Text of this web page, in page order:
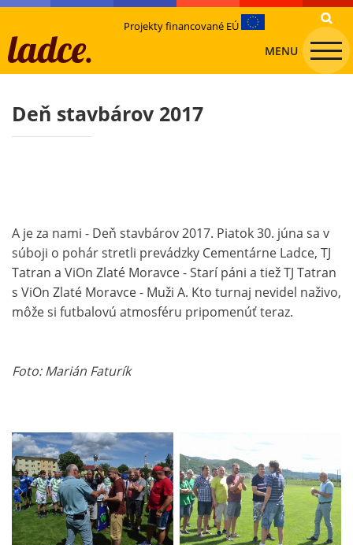
Projekty financované EÚ
MENU
Deň stavbárov 2017
A je za nami - Deň stavbárov 2017. Piatok 30. júna sa v
súboji o pohár stretli prevádzky Cementárne Ladce, TJ
Tatran a ViOn Zlaté Moravce - Starí páni a tiež TJ Tatran
s ViOn Zlaté Moravce - Muži A. Kto turnaj nevidel naživo,
môže si futbalovú atmosféru pripomenúť teraz.
Foto: Marián Faturík